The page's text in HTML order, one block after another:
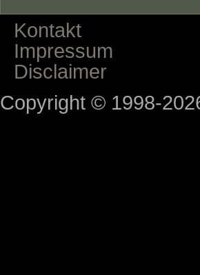
Kontakt
Impressum
Disclaimer
Copyright © 1998-